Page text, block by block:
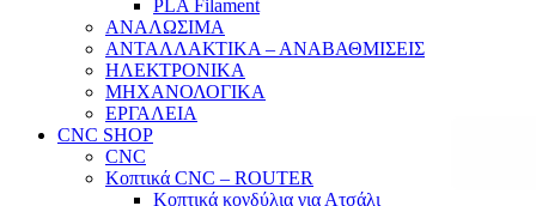
PLA Filament
ΑΝΑΛΩΣΙΜΑ
ΑΝΤΑΛΛΑΚΤΙΚΑ – ΑΝΑΒΑΘΜΙΣΕΙΣ
ΗΛΕΚΤΡΟΝΙΚΑ
ΜΗΧΑΝΟΛΟΓΙΚΑ
ΕΡΓΑΛΕΙΑ
CNC SHOP
CNC
Κοπτικά CNC – ROUTER
Κοπτικά κονδύλια για Ατσάλι